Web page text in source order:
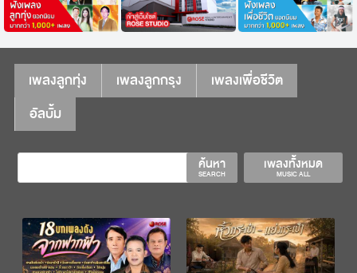
เพลงลูกทุ่ง เพลงลูกกรุง
เพลงเพื่อชีวิต
อัลบั้ม
เพลงทั้งหมด
MUSIC ALL
ค้นหา
SEARCH